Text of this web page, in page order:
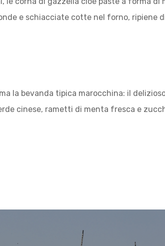
e schiacciate cotte nel forno, ripiene
la bevanda tipica marocchina: il
cinese, rametti di menta fresca e